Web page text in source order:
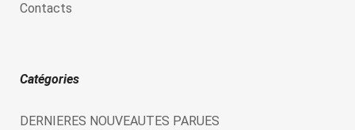
Contacts
Catégories
DERNIERES NOUVEAUTES PARUES